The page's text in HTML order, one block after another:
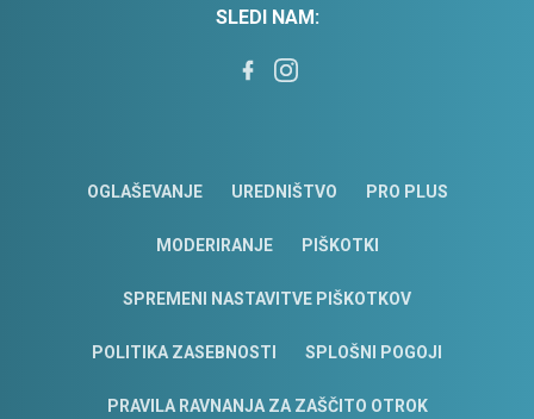
SLEDI NAM:
OGLAŠEVANJE UREDNIŠTVO PRO PLUS
MODERIRANJE PIŠKOTKI
SPREMENI NASTAVITVE PIŠKOTKOV
POLITIKA ZASEBNOSTI SPLOŠNI POGOJI
PRAVILA RAVNANJA ZA ZAŠČITO OTROK